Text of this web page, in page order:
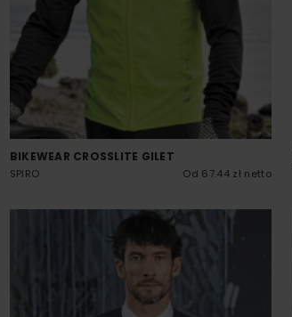
BIKEWEAR CROSSLITE GILET
SPIRO Od 67.44 zł netto